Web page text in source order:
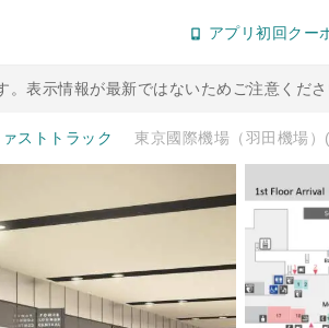
アプリ初回クー
表示情報が最新ではないためご注意くださ
ストトラック